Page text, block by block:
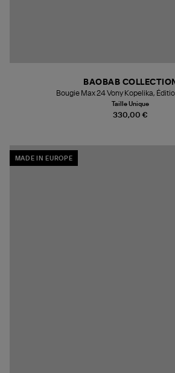
330,00 €
BAOBAB COLLECTION
Bougie Max 24 Vony Kopelika,
Taille Unique
MADE IN EUROPE